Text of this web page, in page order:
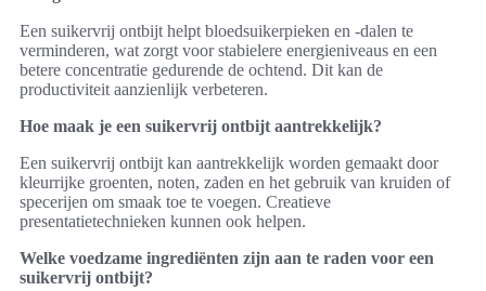
Een suikervrij ontbijt helpt bloedsuikerpieken en -dalen te
verminderen, wat zorgt voor stabielere energieniveaus en een
betere concentratie gedurende de ochtend. Dit kan de
productiviteit aanzienlijk verbeteren.
Hoe maak je een suikervrij ontbijt aantrekkelijk?
Een suikervrij ontbijt kan aantrekkelijk worden gemaakt door
kleurrijke groenten, noten, zaden en het gebruik van kruiden of
specerijen om smaak toe te voegen. Creatieve
presentatietechnieken kunnen ook helpen.
Welke voedzame ingrediënten zijn aan te raden voor een
suikervrij ontbijt?